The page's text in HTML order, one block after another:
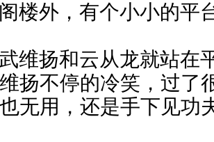
楼外，有个小小的平
维扬和云从龙就站在
扬不停的冷笑，过了
无用，还是手下见功